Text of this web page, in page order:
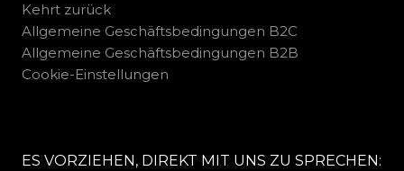
Kehrt zurück
Allgemeine Geschäftsbedingungen B2C
Allgemeine Geschäftsbedingungen B2B
Cookie-Einstellungen
ES VORZIEHEN, DIREKT MIT UNS ZU SPRECHEN: